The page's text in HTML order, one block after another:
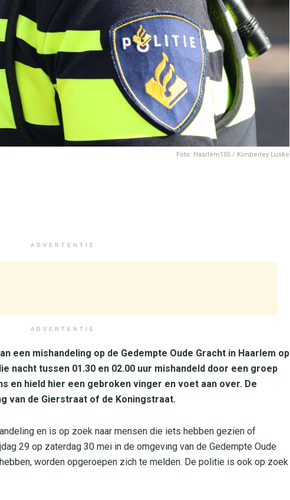
Foto: Haarlem105 / Kimberley Luske
ADVERTENTIE
ADVERTENTIE
een mishandeling op de Gedempte Oude Gracht in Haarlem op
nacht tussen 01.30 en 02.00 uur mishandeld door een groep
en hield hier een gebroken vinger en voet aan over. De
van de Gierstraat of de Koningstraat.
en is op zoek naar mensen die iets hebben gezien of
29 op zaterdag 30 mei in de omgeving van de Gedempte Oude
worden opgeroepen zich te melden. De politie is ook op zoek